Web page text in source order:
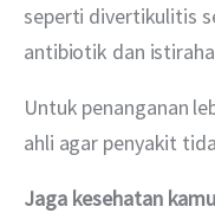
seperti divertikulitis
antibiotik dan
Untuk penanganan
ahli agar penyakit
Jaga kesehatan